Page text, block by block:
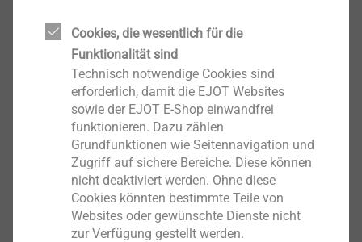
Montagebeispiel Flachdach
Neben der Installation von Solaranlagen auf
Schrägdächern sind besonders Flachdächer für die
Montage einer Solaranlage prädestiniert. Hier kann die
Cookies, die wesentlich für die
Funktionalität sind
Technisch notwendige Cookies sind
erforderlich, damit die EJOT Websites
sowie der EJOT E-Shop einwandfrei
funktionieren. Dazu zählen
Grundfunktionen wie Seitennavigation und
Zugriff auf sichere Bereiche. Diese können
nicht deaktiviert werden. Ohne diese
Cookies könnten bestimmte Teile von
Websites oder gewünschte Dienste nicht
zur Verfügung gestellt werden.